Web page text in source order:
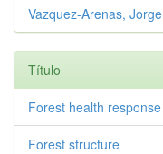
Vazquez-Arenas, Jorge
Título
Forest health response
Forest structure